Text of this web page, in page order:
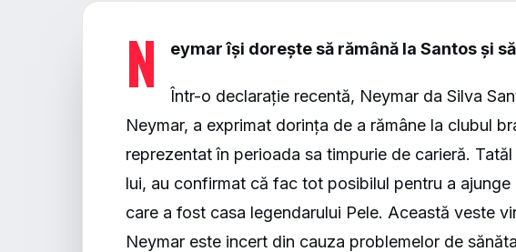
N eymar își dorește să rămână la Santos și
Într-o declarație recentă, Neymar da Silva
Neymar, a exprimat dorința de a rămâne la clubul
reprezentat în perioada sa timpurie de carieră.
lui, au confirmat că fac tot posibilul pentru a
care a fost casa legendarului Pele. Această veste
Neymar este incert din cauza problemelor de